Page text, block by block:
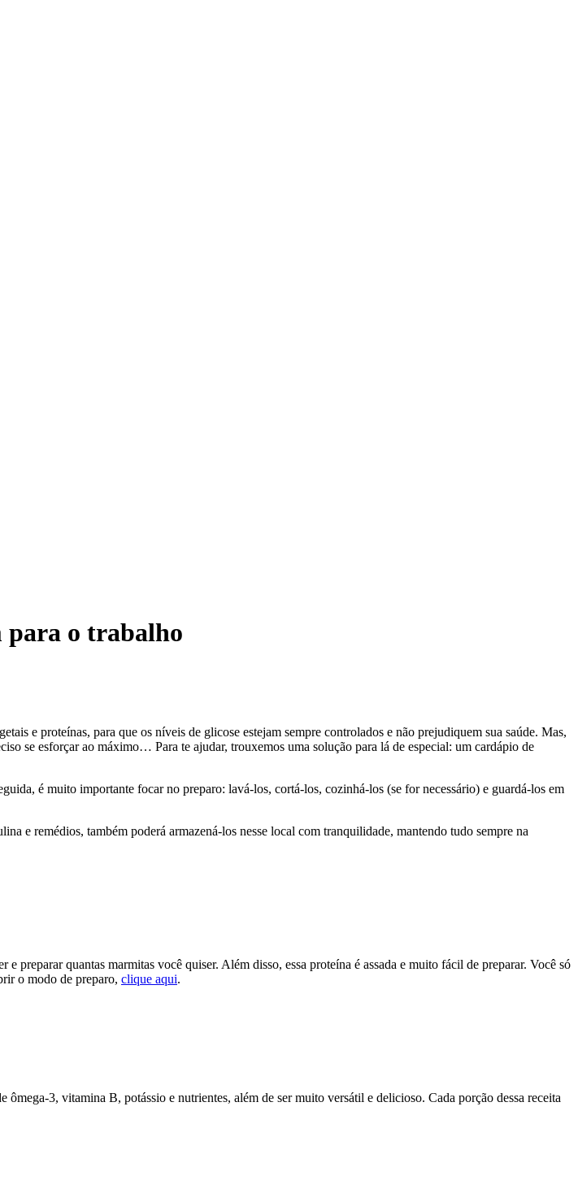
para o trabalho
e proteínas, para que os níveis de glicose estejam sempre controlados e não prejudiquem sua saúde. Mas,
se esforçar ao máximo… Para te ajudar, trouxemos uma solução para lá de especial: um cardápio de
é muito importante focar no preparo: lavá-los, cortá-los, cozinhá-los (se for necessário) e guardá-los em
e remédios, também poderá armazená-los nesse local com tranquilidade, mantendo tudo sempre na
e preparar quantas marmitas você quiser. Além disso, essa proteína é assada e muito fácil de preparar. Você só
o modo de preparo, clique aqui.
3, vitamina B, potássio e nutrientes, além de ser muito versátil e delicioso. Cada porção dessa receita